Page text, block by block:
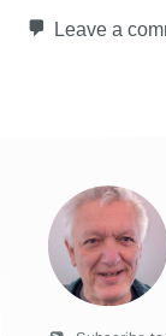
Leave a